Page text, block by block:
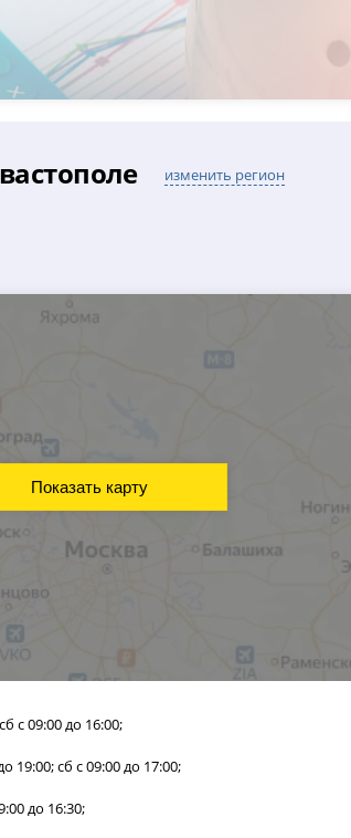
изменить регион
с 09:00 до 16:00;
19:00; сб с 09:00 до 17:00;
до 16:30;
Показать карту